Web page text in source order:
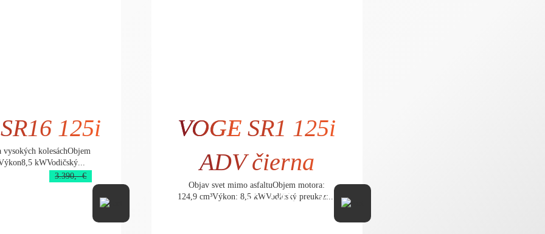
125i
kolesáchObjem
kWVodičský...
3.390,- €
VOGE SR1 125i
ADV čierna
Objav svet mimo asfaltuObjem motora:
124,9 cm³Výkon: 8,5 kWVodičský preukaz:...
3.349,- €